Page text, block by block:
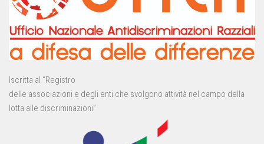
Iscritta al “Registro
delle associazioni e degli enti che svolgono attività nel campo della
lotta alle discriminazioni”